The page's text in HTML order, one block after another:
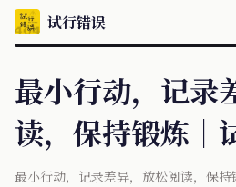
试行错误
最小行动，记录
读，保持锻炼｜
最小行动，记录差异，放松阅读，保